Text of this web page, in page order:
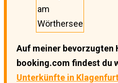
am
Wörthersee
Auf meiner bevorzugten
booking.com findest du
Unterkünfte in